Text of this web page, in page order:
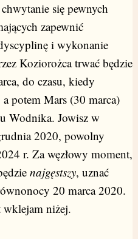
się pewnych
zapewnić
i wykonanie
Koziorożca trwać będzie
do czasu, kiedy
potem Mars (30 marca)
Wodnika. Jowisz w
2020, powolny
r. Za węzłowy moment,
najgęstszy, uznać
20 marca 2020.
wklejam niżej.